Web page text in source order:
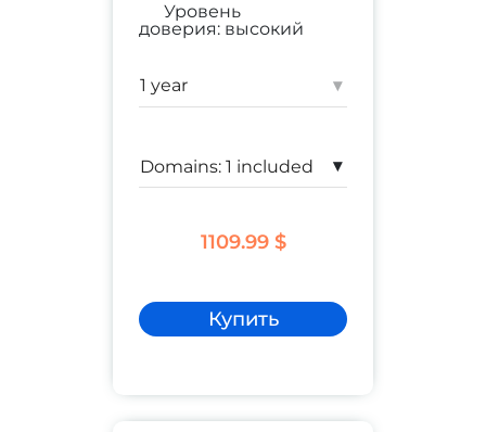
Уровень
доверия: высокий
Гарантия: $ 1,500,000
▾
▾
1109.99 $
Купить